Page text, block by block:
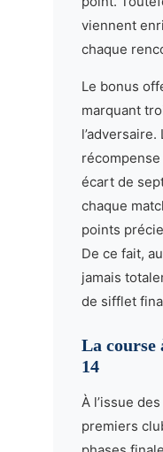
viennent
chaque
Le bonus
marquant
récompense
écart de
chaque
points
De ce fait,
jamais
de sifflet
La course
14
À l’issue
premiers